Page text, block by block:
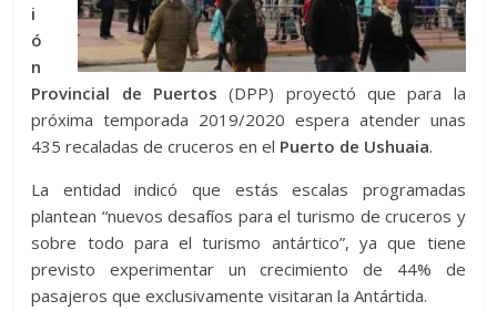
i
ó
n
Provincial de Puertos (DPP) proyectó que para la
próxima temporada 2019/2020 espera atender unas
435 recaladas de cruceros en el Puerto de Ushuaia.
La entidad indicó que estás escalas programadas
plantean “nuevos desafíos para el turismo de cruceros y
sobre todo para el turismo antártico”, ya que tiene
previsto experimentar un crecimiento de 44% de
pasajeros que exclusivamente visitaran la Antártida.